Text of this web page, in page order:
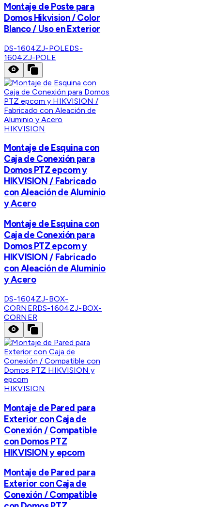
Montaje de Poste para
Domos Hikvision / Color
Blanco / Uso en Exterior
DS-1604ZJ-POLEDS-
1604ZJ-POLE
HIKVISION
Montaje de Esquina con
Caja de Conexión para
Domos PTZ epcom y
HIKVISION / Fabricado
con Aleación de Aluminio
y Acero
Montaje de Esquina con
Caja de Conexión para
Domos PTZ epcom y
HIKVISION / Fabricado
con Aleación de Aluminio
y Acero
DS-1604ZJ-BOX-
CORNERDS-1604ZJ-BOX-
CORNER
HIKVISION
Montaje de Pared para
Exterior con Caja de
Conexión / Compatible
con Domos PTZ
HIKVISION y epcom
Montaje de Pared para
Exterior con Caja de
Conexión / Compatible